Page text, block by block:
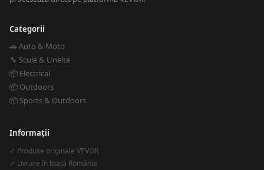
Categorii
🚗 Auto & Moto
🔧 Scule & Unelte
📦 Electrical
📦 Outdoors
📦 Sports & Outdoors
Informații
✓ Produse originale VEVOR
✓ Livrare în toată România